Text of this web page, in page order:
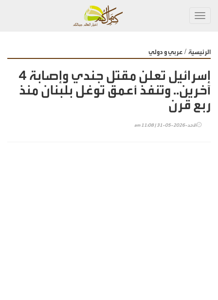
الرئيسية / عربي و دولي
إسرائيل تعلن مقتل جندي وإصابة 4
آخرين.. وتنفذ أعمق توغل بلبنان منذ
ربع قرن
الأحد-2026-05-31 | 11:08 am